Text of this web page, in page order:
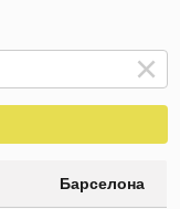
Барселона